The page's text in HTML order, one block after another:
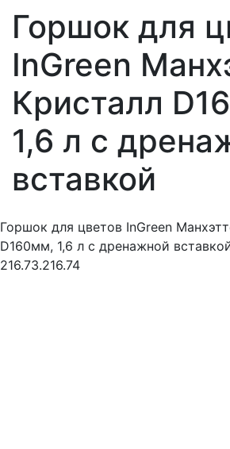
Горшок для
InGreen
Кристалл
1,6 л c
вставкой
Горшок для цветов InGreen
D160мм, 1,6 л c дренажной
216.73.216.74